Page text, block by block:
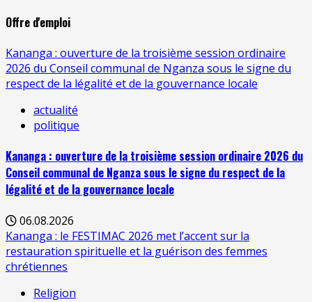
Offre d'emploi
Kananga : ouverture de la troisième session ordinaire
2026 du Conseil communal de Nganza sous le signe du
respect de la légalité et de la gouvernance locale
actualité
politique
Kananga : ouverture de la troisième session ordinaire 2026 du
Conseil communal de Nganza sous le signe du respect de la
légalité et de la gouvernance locale
06.08.2026
Kananga : le FESTIMAC 2026 met l’accent sur la
restauration spirituelle et la guérison des femmes
chrétiennes
Religion